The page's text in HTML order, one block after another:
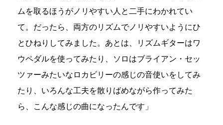
ムを取るほうがノリやすい人と二手にわかれてい
て。だったら、両方のリズムでノリやすいようにひ
とひねりしてみました。あとは、リズムギターはワ
ウペダルを使ってみたり、ソロはブライアン・セッ
ツァーみたいなロカビリーの感じの音使いをしてみ
たり、いろんな工夫を散りばめながら作ってみた
ら、こんな感じの曲になったんです」